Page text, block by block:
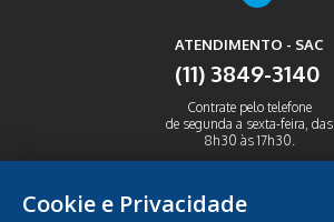
ATENDIMENTO - SAC
(11) 3849-3140
Contrate pelo telefone
de segunda a sexta-feira, das
8h30 às 17h30.
Cookie e Privacidade